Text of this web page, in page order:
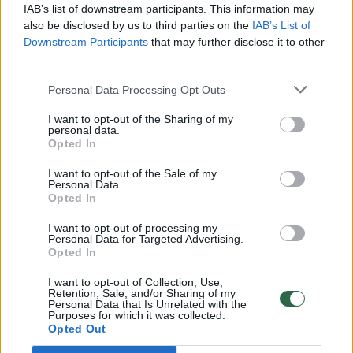
IAB’s list of downstream participants. This information may
also be disclosed by us to third parties on the IAB’s List of
Downstream Participants that may further disclose it to other
Personal Data Processing Opt Outs
I want to opt-out of the Sharing of my
personal data.
Opted In
I want to opt-out of the Sale of my
Personal Data.
Opted In
I want to opt-out of processing my
Personal Data for Targeted Advertising.
Opted In
I want to opt-out of Collection, Use,
Retention, Sale, and/or Sharing of my
Personal Data that Is Unrelated with the
Purposes for which it was collected.
Opted Out
Vaizdai iš tragiškos avarijos Vilniaus r.: dviejų moterų ir
vaiko gyvybių išgelbėti nepavyko
Lietuvos diena
32 laipsnių šilumos
Žinios | Orai
Nufilmavo, kaip patvino Vilniaus Vakarinis aplinkkelis:
vaizdas pribloškia
Žinios | Lietuvos diena
00:00:55
Avarija Vilniuje: į stotelę įsirėžęs automobilis sužalojo
dvi moteris
Žinios | Lietuvos diena